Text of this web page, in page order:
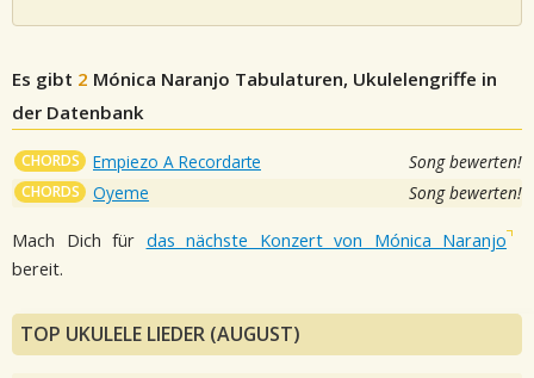
Es gibt 2 Mónica Naranjo Tabulaturen, Ukulelengriffe in
der Datenbank
CHORDS Empiezo A Recordarte Song bewerten!
CHORDS Oyeme Song bewerten!
Mach Dich für das nächste Konzert von Mónica Naranjo
bereit.
TOP UKULELE LIEDER (AUGUST)